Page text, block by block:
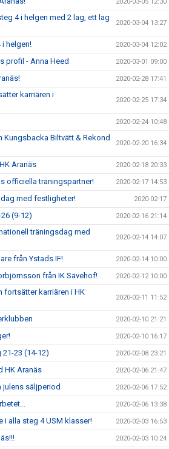
4 i helgen med 2 lag, ett lag
2020-03-04 13:27
i helgen! 2020-03-04 12:02
profil - Anna Heed 2020-03-01 09:00
2020-02-28 17:41
karriären i
2020-02-25 17:34
2020-02-24 10:48
Biltvätt & Rekond
2020-02-20 16:34
Aranäs 2020-02-18 20:33
officiella träningspartner! 2020-02-17 14:53
med festligheter! 2020-02-17
(9-12) 2020-02-16 21:14
träningsdag med
2020-02-14 14:07
från Ystads IF! 2020-02-14 10:00
från IK Sävehof! 2020-02-12 10:00
fortsätter karriären i HK
2020-02-11 11:52
2020-02-10 21:21
2020-02-10 16:17
23 (14-12) 2020-02-08 23:21
HK Aranäs 2020-02-06 21:47
julens säljperiod 2020-02-06 17:52
2020-02-06 13:38
i alla steg 4 USM klasser! 2020-02-03 16:53
2020-02-03 10:24